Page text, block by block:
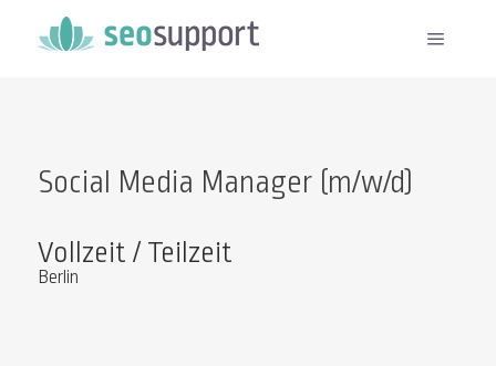
Social Media Manager (m/w/d)
Vollzeit / Teilzeit
Berlin